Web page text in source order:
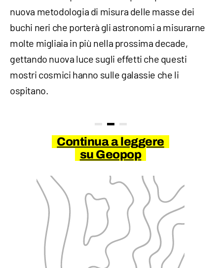
nuova metodologia di misura delle masse dei
buchi neri che porterà gli astronomi a misurarne
molte migliaia in più nella prossima decade,
gettando nuova luce sugli effetti che questi
mostri cosmici hanno sulle galassie che li
ospitano.
Continua a leggere
su Geopop